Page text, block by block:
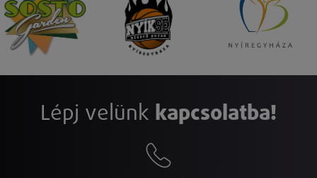
Lépj velünk kapcsolatba!